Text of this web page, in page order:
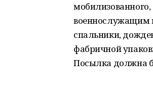
военнослужащим
спальники,
фабричной
Посылка должна